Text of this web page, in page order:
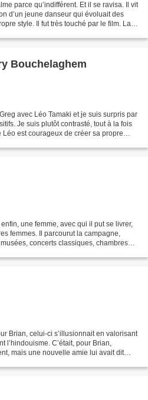
parce qu’indifférent. Et il se ravisa. Il vit
d’un jeune danseur qui évoluait des
style. Il fut très touché par le film. La
Bouchelaghem
avec Léo Tamaki et je suis surpris par
Je suis plutôt contrasté, tout à la fois
est courageux de créer sa propre
une femme, avec qui il put se livrer,
femmes. Il parcourut la campagne,
concerts classiques, chambres
Brian, celui-ci s’illusionnait en valorisant
l’hindouisme. C’était, pour Brian,
mais une nouvelle amie lui avait dit